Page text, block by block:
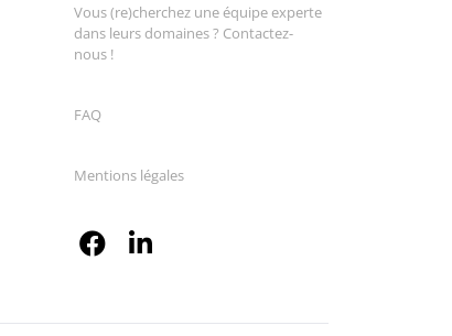
Vous (re)cherchez une équipe experte
dans leurs domaines ? Contactez-
nous !
FAQ
Mentions légales